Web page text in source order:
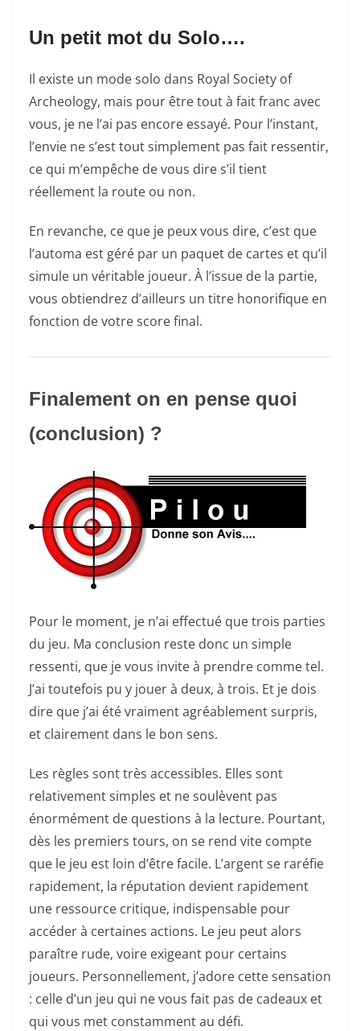
Un petit mot du Solo….
Il existe un mode solo dans Royal Society of
Archeology, mais pour être tout à fait franc avec
vous, je ne l’ai pas encore essayé. Pour l’instant,
l’envie ne s’est tout simplement pas fait ressentir,
ce qui m’empêche de vous dire s’il tient
réellement la route ou non.
En revanche, ce que je peux vous dire, c’est que
l’automa est géré par un paquet de cartes et qu’il
simule un véritable joueur. À l’issue de la partie,
vous obtiendrez d’ailleurs un titre honorifique en
fonction de votre score final.
Finalement on en pense quoi
(conclusion) ?
Pour le moment, je n’ai effectué que trois parties
du jeu. Ma conclusion reste donc un simple
ressenti, que je vous invite à prendre comme tel.
J’ai toutefois pu y jouer à deux, à trois. Et je dois
dire que j’ai été vraiment agréablement surpris,
et clairement dans le bon sens.
Les règles sont très accessibles. Elles sont
relativement simples et ne soulèvent pas
énormément de questions à la lecture. Pourtant,
dès les premiers tours, on se rend vite compte
que le jeu est loin d’être facile. L’argent se raréfie
rapidement, la réputation devient rapidement
une ressource critique, indispensable pour
accéder à certaines actions. Le jeu peut alors
paraître rude, voire exigeant pour certains
joueurs. Personnellement, j’adore cette sensation
: celle d’un jeu qui ne vous fait pas de cadeaux et
qui vous met constamment au défi.